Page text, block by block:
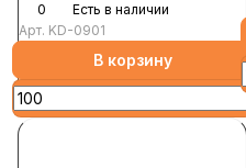
0
Есть в наличии
Арт. KD-0901
В корзину